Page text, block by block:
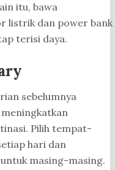
itu, bawa
listrik dan power bank
terisi daya.
sebelumnya
Pilih tempat-
hari dan
masing-masing.